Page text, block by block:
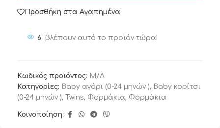
Προσθήκη στα Αγαπημένα
6 βλέπουν αυτό το προϊόν τώρα!
Κωδικός προϊόντος: Μ/Δ
Κατηγορίες: Baby αγόρι (0-24 μηνών ), Baby κορίτσι
(0-24 μηνών ), Twins, Φορμάκια, Φορμάκια
Κοινοποίηση: